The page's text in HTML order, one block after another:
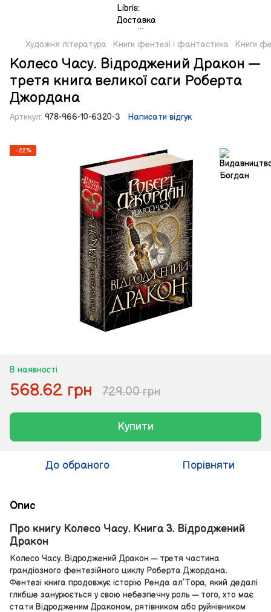
Художня література Книги фентезі і фантастика Книги
Колесо Часу. Відроджений Дракон —
третя книга великої саги Роберта
Джордана
Артикул: 978-966-10-6320-3 Написати відгук
−22%
В наявності
568.62 грн 729.00 грн
Купити
До обраного Порівняти
Опис
Про книгу Колесо Часу. Книга 3. Відроджений
Дракон
Колесо Часу. Відроджений Дракон — третя частина
грандіозного фентезійного циклу Роберта Джордана.
Фентезі книга продовжує історію Ренда ал’Тора, який дедалі
глибше занурюється у свою небезпечну роль — того, хто має
стати Відродженим Драконом, рятівником або руйнівником